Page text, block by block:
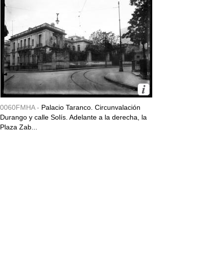
0060FMHA - Palacio Taranco. Circunvalación
Durango y calle Solís. Adelante a la derecha, la
Plaza Zab...